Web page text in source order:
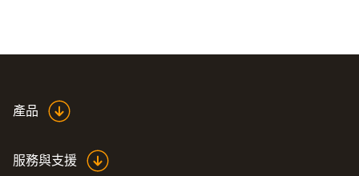
產品
服務與支援